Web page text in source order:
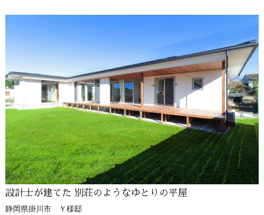
設計士が建てた 別荘のようなゆとりの平屋
静岡県掛川市 Ｙ様邸